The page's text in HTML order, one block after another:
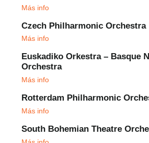
Más info
Czech Philharmonic Orchestra
Más info
Euskadiko Orkestra – Basque
Orchestra
Más info
Rotterdam Philharmonic
Más info
South Bohemian Theatre